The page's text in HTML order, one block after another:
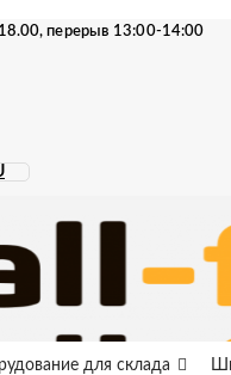
перерыв 13:00-14:00
для склада